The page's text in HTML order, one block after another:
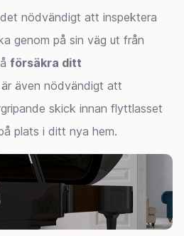
nödvändigt att inspektera
genom på sin väg ut från
försäkra ditt
även nödvändigt att
skick innan flyttlasset
plats i ditt nya hem.